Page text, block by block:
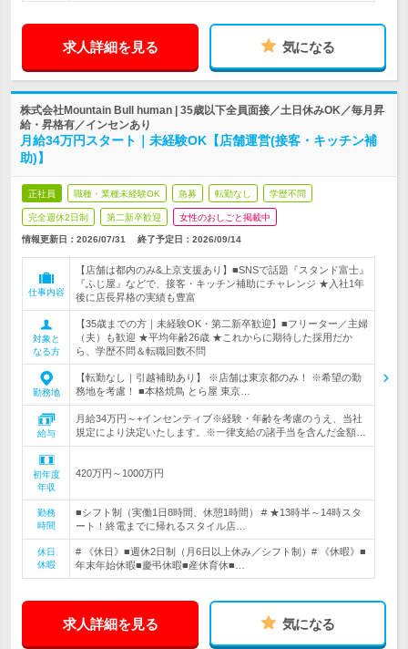
求人詳細を見る 気になる
株式会社Mountain Bull human | 35歳以下全員面接／土日休みOK／毎月昇
給・昇格有／インセンあり
月給34万円スタート｜未経験OK【店舗運営(接客・キッチン補
助)】
正社員 職種・業種未経験OK 急募 転勤なし 学歴不問
完全週休2日制 第二新卒歓迎 女性のおしごと掲載中
情報更新日：2026/07/31 終了予定日： 2026/09/14
仕事内容
【店舗は都内のみ&上京支援あり】■SNSで話題『スタンド富士』
『ふじ屋』などで、接客・キッチン補助にチャレンジ ★入社1年
後に店長昇格の実績も豊富
対象と
なる方
【35歳までの方｜未経験OK・第二新卒歓迎】■フリーター／主婦
（夫）も歓迎 ★平均年齢26歳 ★これからに期待した採用だか
ら、学歴不問＆転職回数不問
勤務地
【転勤なし｜引越補助あり】 ※店舗は東京都のみ！ ※希望の勤
務地を考慮！ ■本格焼鳥 とら屋 東京…
給与
月給34万円～+インセンティブ※経験・年齢を考慮のうえ、当社
規定により決定いたします。※一律支給の諸手当を含んだ金額…
初年度
年収
420万円～1000万円
勤務
時間
■シフト制（実働1日8時間、休憩1時間） # ★13時半～14時スタ
ート！終電までに帰れるスタイル店…
休日
休暇
# 《休日》■週休2日制（月6日以上休み／シフト制）# 《休暇》■
年末年始休暇■慶弔休暇■産休育休■…
求人詳細を見る 気になる